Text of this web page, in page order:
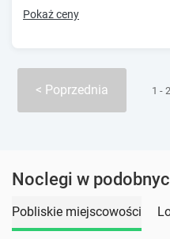
Pokaż ceny
Poprzednia 1 -
Noclegi w
Pobliskie miejscowości